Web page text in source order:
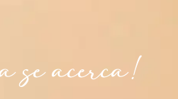
se acerca!